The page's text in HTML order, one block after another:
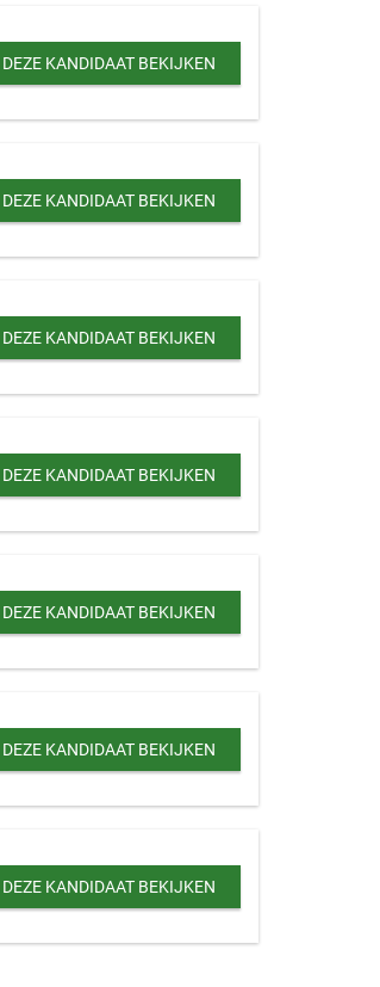
DEZE KANDIDAAT BEKIJKEN
DEZE KANDIDAAT BEKIJKEN
DEZE KANDIDAAT BEKIJKEN
DEZE KANDIDAAT BEKIJKEN
DEZE KANDIDAAT BEKIJKEN
DEZE KANDIDAAT BEKIJKEN
DEZE KANDIDAAT BEKIJKEN